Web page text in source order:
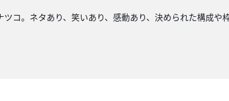
コ。ネタあり、笑いあり、感動あり、決められた構成